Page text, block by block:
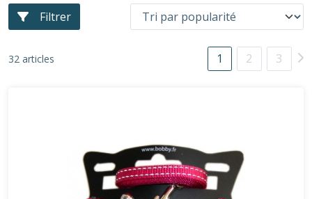
Filtrer
32 articles 1 2 3